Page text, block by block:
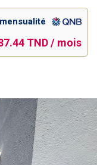
TND / mois